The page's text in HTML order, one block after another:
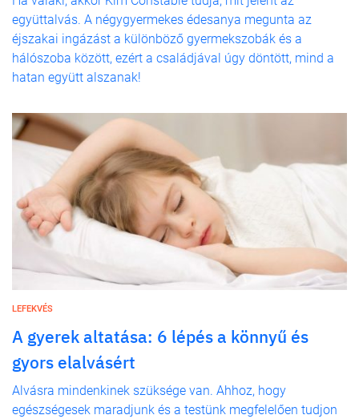
együttalvás. A négygyermekes édesanya megunta az
éjszakai ingázást a különböző gyermekszobák és a
hálószoba között, ezért a családjával úgy döntött, mind a
hatan együtt alszanak!
LEFEKVÉS
A gyerek altatása: 6 lépés a könnyű és
gyors elalvásért
Alvásra mindenkinek szüksége van. Ahhoz, hogy
egészségesek maradjunk és a testünk megfelelően tudjon